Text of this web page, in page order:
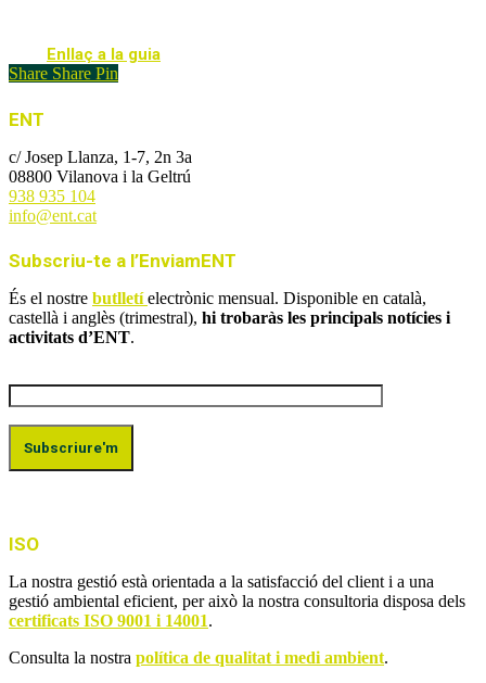
Enllaç a la guia
Share Share Pin
ENT
c/ Josep Llanza, 1-7, 2n 3a
08800 Vilanova i la Geltrú
938 935 104
info@ent.cat
Subscriu-te a l’EnviamENT
És el nostre butlletí electrònic mensual. Disponible en català,
castellà i anglès (trimestral), hi trobaràs les principals notícies i
activitats d’ENT.
ISO
La nostra gestió està orientada a la satisfacció del client i a una
gestió ambiental eficient, per això la nostra consultoria disposa dels
certificats ISO 9001 i 14001.
Consulta la nostra política de qualitat i medi ambient.